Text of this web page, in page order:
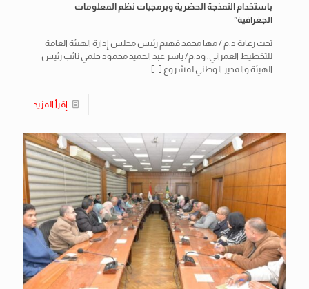
باستخدام النمذجة الحضرية وبرمجيات نظم المعلومات
الجغرافية”
تحت رعاية د.م / مها محمد فهيم رئيس مجلس إدارة الهيئة العامة
للتخطيط العمراني، ود.م/ ياسر عبد الحميد محمود حلمي نائب رئيس
الهيئة والمدير الوطني لمشروع […]
إقرأ المزيد